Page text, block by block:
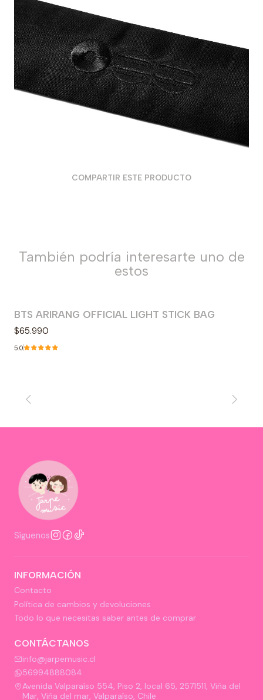
COMPARTIR ESTE PRODUCTO
También podría interesarte uno de
estos
Agotado
BTS ARIRANG OFFICIAL LIGHT STICK BAG
$65.990
5.0
Síguenos
INFORMACIÓN
Contacto
Política de cambios y devoluciones
Todo lo que necesitas saber antes de comprar
CONTÁCTANOS
info@jarpemusic.cl
56994888084
Avenida Valparaíso 554, Piso 2, local 65, 2571511, Viña del
Mar, Viña del mar, Valparaíso, Chile